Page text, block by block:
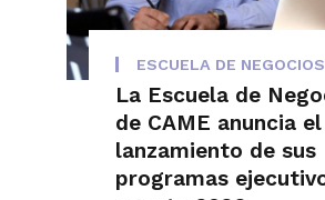
ESCUELA DE NEGOCIOS
La Escuela de
de CAME anuncia el
lanzamiento de sus
programas